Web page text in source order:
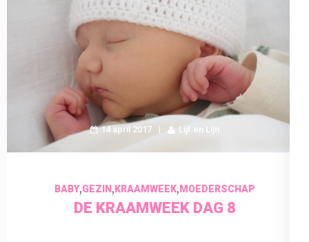
14 april 2017 Lijf en Lijn
BABY,GEZIN, KRAAMWEEK, MOEDERSCHAP
DE KRAAMWEEK DAG 8